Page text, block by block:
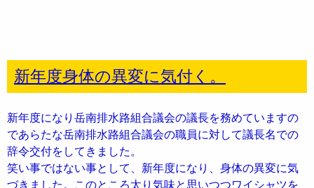
新年度身体の異変に気付く。
新年度になり岳南排水路組合議会の議長を務めていますの
であらたな岳南排水路組合議会の職員に対して議長名での
辞令交付をしてきました。
笑い事ではない事として、新年度になり、身体の異変に気
づきました。このところ太り気味と思いつつワイシャツを